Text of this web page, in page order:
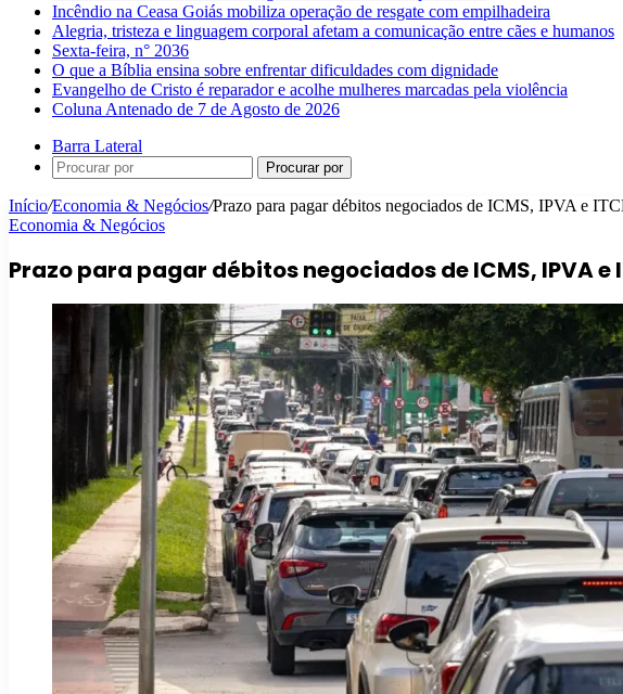
Incêndio na Ceasa Goiás mobiliza operação de resgate com empilhadeira
Alegria, tristeza e linguagem corporal afetam a comunicação entre cães e humanos
Sexta-feira, n° 2036
O que a Bíblia ensina sobre enfrentar dificuldades com dignidade
Evangelho de Cristo é reparador e acolhe mulheres marcadas pela violência
Coluna Antenado de 7 de Agosto de 2026
Barra Lateral
Procurar por
Início/Economia & Negócios/Prazo para pagar débitos negociados de ICMS, IPVA e
Economia & Negócios
Prazo para pagar débitos negociados de ICMS, IPVA